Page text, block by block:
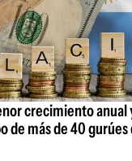
crecimiento anual
de más de 40